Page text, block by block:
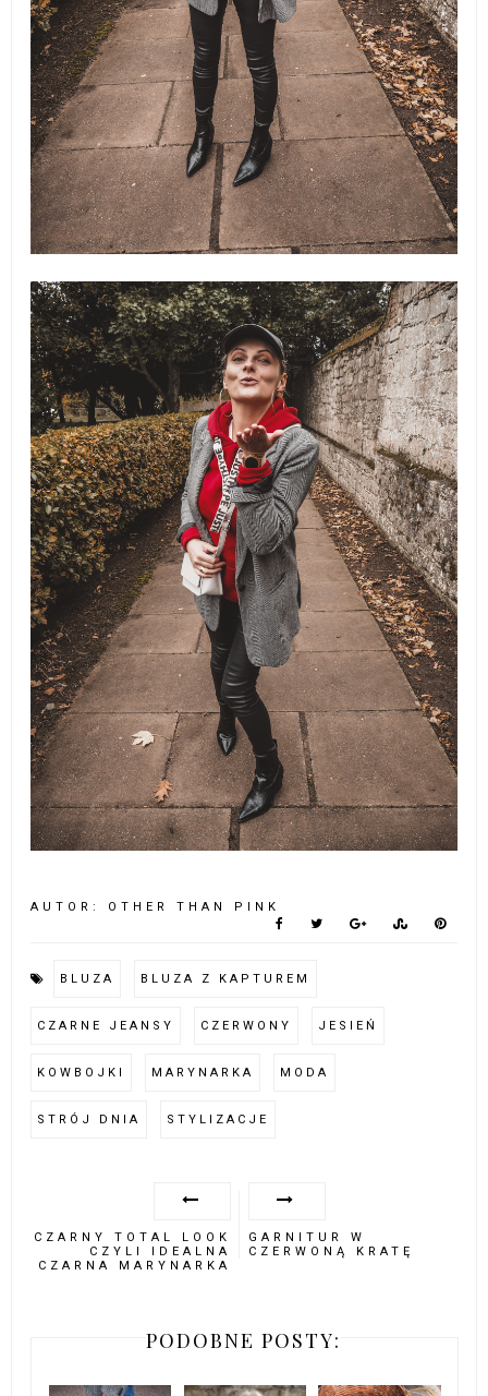
AUTOR: OTHER THAN PINK
BLUZA BLUZA Z KAPTUREM
CZARNE JEANSY CZERWONY JESIEŃ
KOWBOJKI MARYNARKA MODA
STRÓJ DNIA STYLIZACJE
CZARNY TOTAL LOOK
CZYLI IDEALNA
CZARNA MARYNARKA
GARNITUR W
CZERWONĄ KRATĘ
PODOBNE POSTY: